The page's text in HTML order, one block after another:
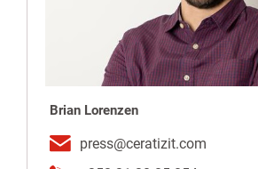
Brian Lorenzen
press@ceratizit.com